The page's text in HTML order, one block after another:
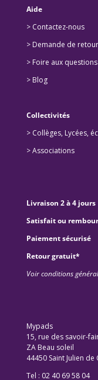
Aide
> Contactez-nous
> Demande de retour
> Foire aux questions
> Blog
Collectivités
> Collèges, Lycées,
>Associations
Livraison 2 à 4 jours
Satisfait ou
Paiement sécurisé
Retour gratuit*
Voir conditions
Mypads
15, rue des savoir-
ZA Beau soleil
44450 Saint Julien de
Tel : 02 40 69 58 04